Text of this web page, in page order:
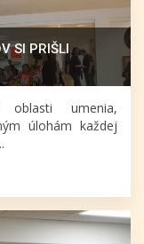
SI PRIŠLI
oblasti umenia,
úlohám každej